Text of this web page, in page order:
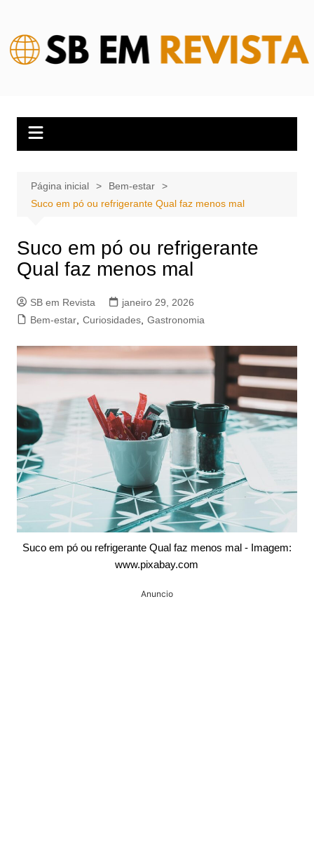
conteúdo
Página inicial
Bem-estar
Suco em pó ou refrigerante Qual faz menos mal
Suco em pó ou refrigerante
Qual faz menos mal
SB em Revista
janeiro 29, 2026
Bem-estar, Curiosidades, Gastronomia
Suco em pó ou refrigerante Qual faz menos mal - Imagem:
www.pixabay.com
Anuncio